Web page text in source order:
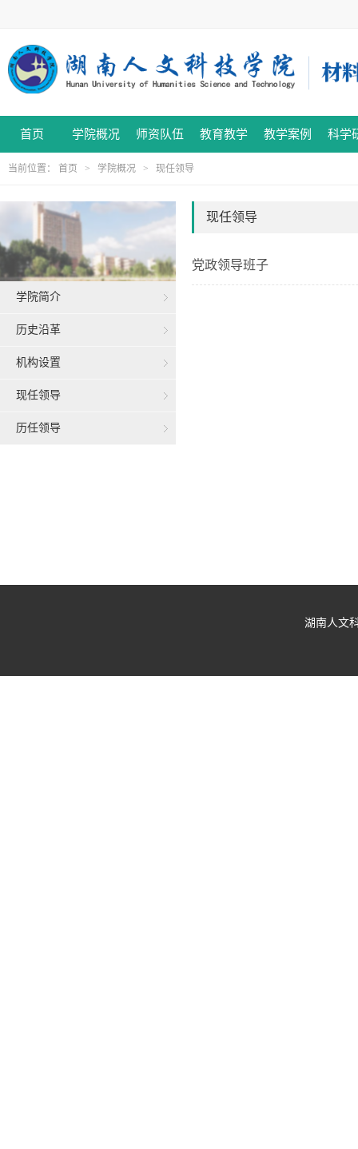
首页 学院概况 师资队伍 教育教学 教学案例 科学
当前位置： 首页 > 学院概况 > 现任领导
学院简介
历史沿革
机构设置
现任领导
历任领导
现任领导
党政领导班子
湖南人文